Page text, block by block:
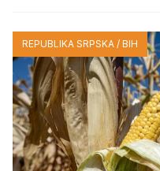
REPUBLIKA SRPSKA / BIH